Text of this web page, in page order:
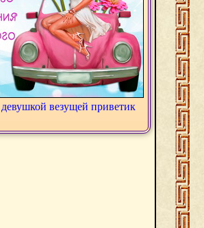
везущей приветик